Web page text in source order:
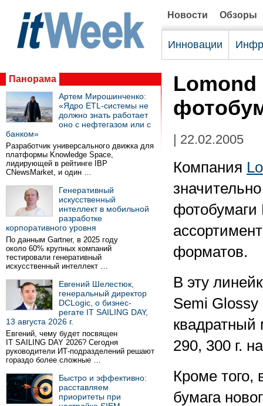
Новости Обзоры
Инновации
Панорама
Артем Мирошинченко:
«Ядро ETL-системы не
должно знать работает
оно с нефтегазом или с
банком»
Разработчик универсального движка для
платформы Knowledge Space,
лидирующей в рейтинге IBP
CNewsMarket, и один …
Генеративный
искусственный
интеллект в мобильной
разработке
корпоративного уровня
По данным Gartner, в 2025 году
около 60% крупных компаний
тестировали генеративный
искусственный интеллект …
Евгений Шелестюк,
генеральный директор
DCLogic, о бизнес-
регате IT SAILING DAY,
13 августа 2026 г.
Евгений, чему будет посвящен
IT SAILING DAY 2026? Сегодня
руководители ИТ-подразделений решают
гораздо более сложные …
Быстро и эффективно:
расставляем
приоритеты при
Lomond
| 22.02.2005
Компания
фотобумаги
форматов.
В эту
Semi Glossy
квадратный
290, 300 г.
Кроме того,
бумага